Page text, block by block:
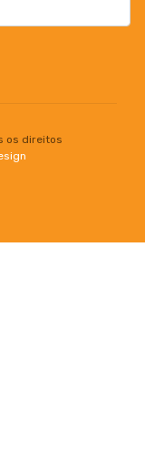
os direitos